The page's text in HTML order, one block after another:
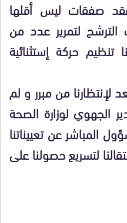
عقد صفقات ليس أقلها
لتمرير عدد من
تنظيم حركة إستثنائية
لإنتظارنا من مبرر و لم
الجهوي لوزارة الصحة
المباشر عن تعييناتنا
لتسريع حصولنا على